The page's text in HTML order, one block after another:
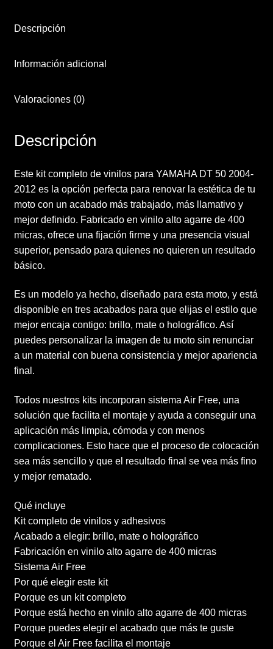
cantidad
Descripción
Información adicional
Valoraciones (0)
Descripción
Este kit completo de vinilos para YAMAHA DT 50 2004-
2012 es la opción perfecta para renovar la estética de tu
moto con un acabado más trabajado, más llamativo y
mejor definido. Fabricado en vinilo alto agarre de 400
micras, ofrece una fijación firme y una presencia visual
superior, pensado para quienes no quieren un resultado
básico.
Es un modelo ya hecho, diseñado para esta moto, y está
disponible en tres acabados para que elijas el estilo que
mejor encaja contigo: brillo, mate o holográfico. Así
puedes personalizar la imagen de tu moto sin renunciar
a un material con buena consistencia y mejor apariencia
final.
Todos nuestros kits incorporan sistema Air Free, una
solución que facilita el montaje y ayuda a conseguir una
aplicación más limpia, cómoda y con menos
complicaciones. Esto hace que el proceso de colocación
sea más sencillo y que el resultado final se vea más fino
y mejor rematado.
Qué incluye
Kit completo de vinilos y adhesivos
Acabado a elegir: brillo, mate o holográfico
Fabricación en vinilo alto agarre de 400 micras
Sistema Air Free
Por qué elegir este kit
Porque es un kit completo
Porque está hecho en vinilo alto agarre de 400 micras
Porque puedes elegir el acabado que más te guste
Porque el Air Free facilita el montaje